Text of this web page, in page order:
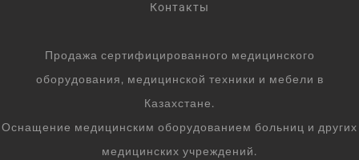
Контакты
Продажа сертифицированного медицинского
оборудования, медицинской техники и мебели в
Казахстане.
Оснащение медицинским оборудованием больниц и других
медицинских учреждений.